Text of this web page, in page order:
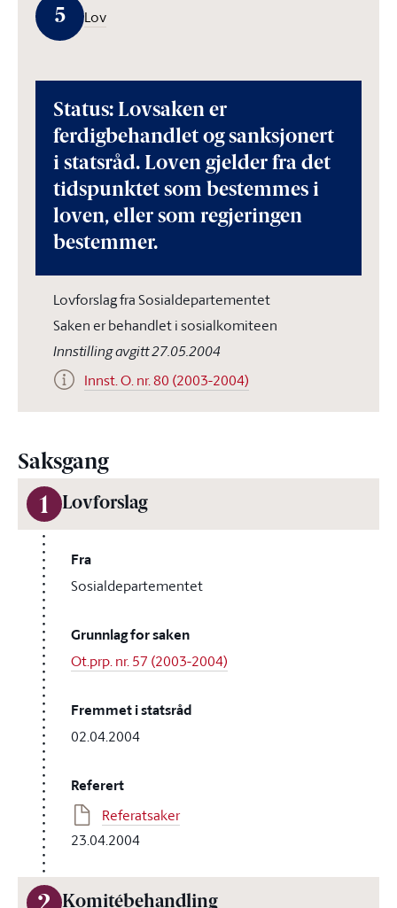
5 Lov
Status: Lovsaken er
ferdigbehandlet og sanksjonert
i statsråd. Loven gjelder fra det
tidspunktet som bestemmes i
loven, eller som regjeringen
bestemmer.
Lovforslag fra Sosialdepartementet
Saken er behandlet i sosialkomiteen
Innstilling avgitt 27.05.2004
Innst. O. nr. 80 (2003-2004)
Saksgang
1 Lovforslag
Fra
Sosialdepartementet
Grunnlag for saken
Ot.prp. nr. 57 (2003-2004)
Fremmet i statsråd
02.04.2004
Referert
Referatsaker
23.04.2004
Komitébehandling